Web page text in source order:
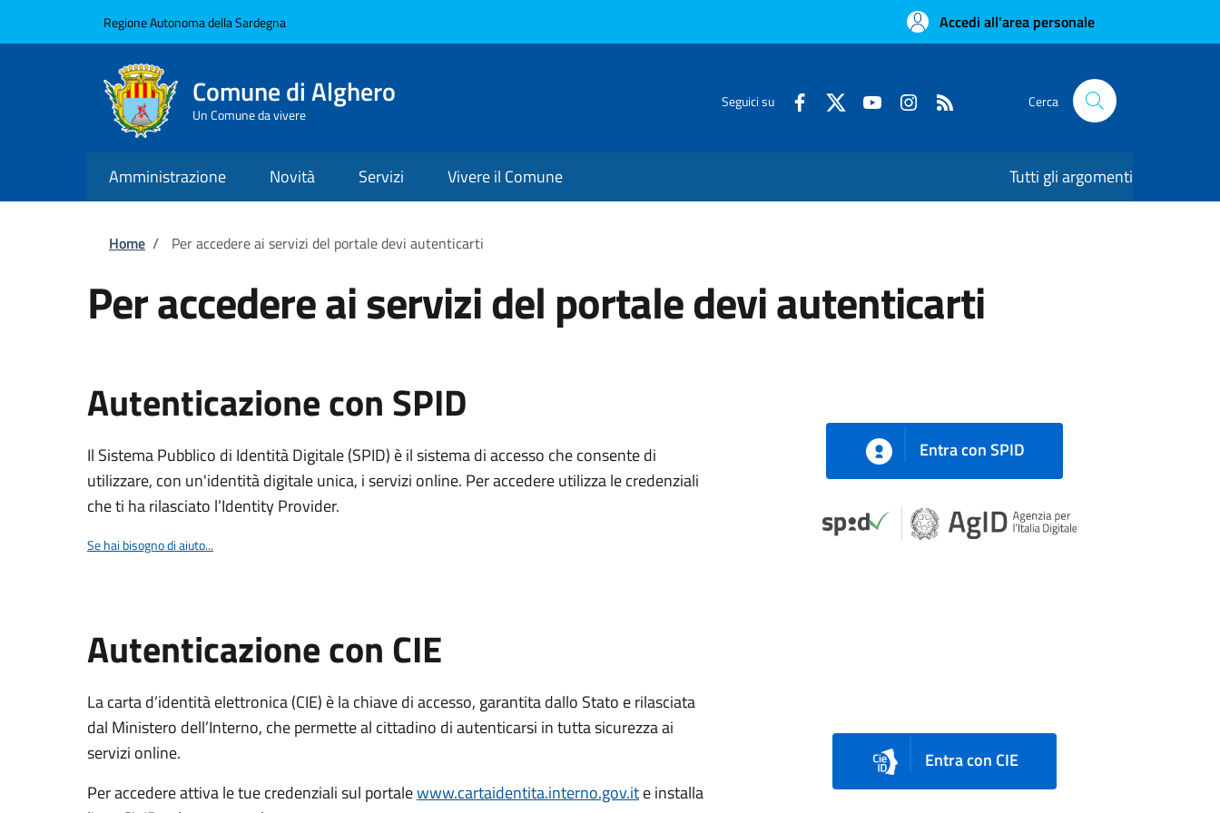
Regione Autonoma della Sardegna Accedi all'area personale
Comune di Alghero
Un Comune da vivere
Seguici su Cerca
Amministrazione Novità Servizi Vivere il Comune Tutti gli argomenti
Briciole di pane
Home / Per accedere ai servizi del portale devi autenticarti
Per accedere ai servizi del portale devi autenticarti
Autenticazione con SPID
Il Sistema Pubblico di Identità Digitale (SPID) è il sistema di accesso che consente di
utilizzare, con un'identità digitale unica, i servizi online. Per accedere utilizza le credenziali
che ti ha rilasciato l’Identity Provider.
Se hai bisogno di aiuto...
Entra con SPID
Autenticazione con CIE
La carta d’identità elettronica (CIE) è la chiave di accesso, garantita dallo Stato e rilasciata
dal Ministero dell’Interno, che permette al cittadino di autenticarsi in tutta sicurezza ai
servizi online.
Per accedere attiva le tue credenziali sul portalewww.cartaidentita.interno.gov.ite installa
Entra con CIE